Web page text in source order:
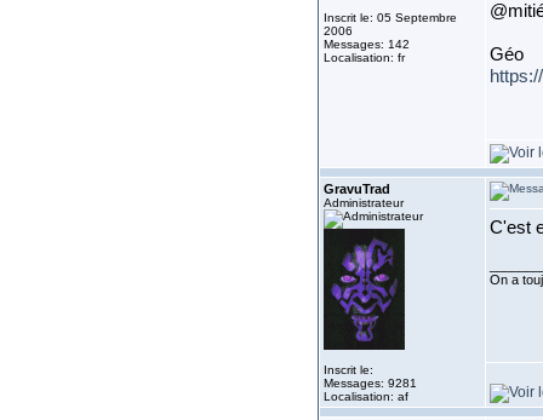
Inscrit le: 05 Septembre
2006
Messages: 142
Localisation: fr
Géo
GravuTrad
Administrateur
Inscrit le:
Messages: 9281
Localisation: af
C'est
On a